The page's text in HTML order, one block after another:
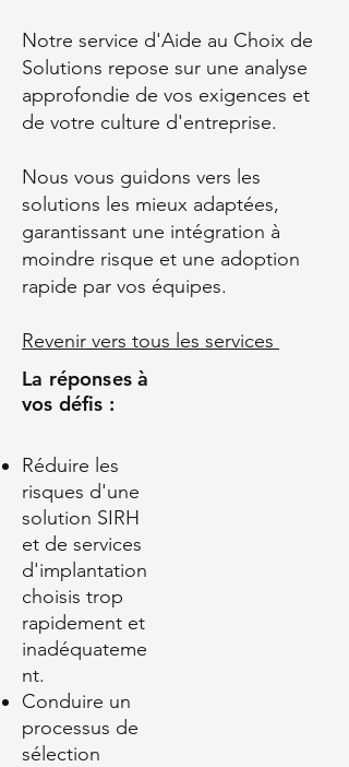
Notre service d'Aide au Choix de
Solutions repose sur une analyse
approfondie de vos exigences et
de votre culture d'entreprise.
Nous vous guidons vers les
solutions les mieux adaptées,
garantissant une intégration à
moindre risque et une adoption
rapide par vos équipes.
Revenir vers tous les services
La réponses à
vos défis :
Réduire les
risques d'une
solution SIRH
et de services
d'implantation
choisis trop
rapidement et
inadéquateme
nt.
Conduire un
processus de
sélection